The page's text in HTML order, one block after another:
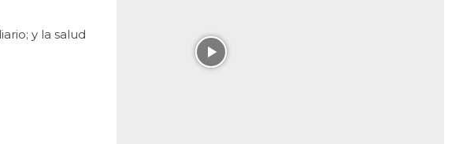
y la salud